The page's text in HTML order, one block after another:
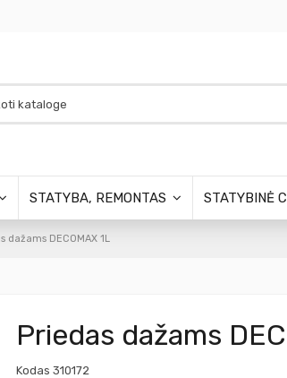
STATYBA, REMONTAS STATYBINĖ
dažams DECOMAX 1L
Priedas dažams
Kodas 310172